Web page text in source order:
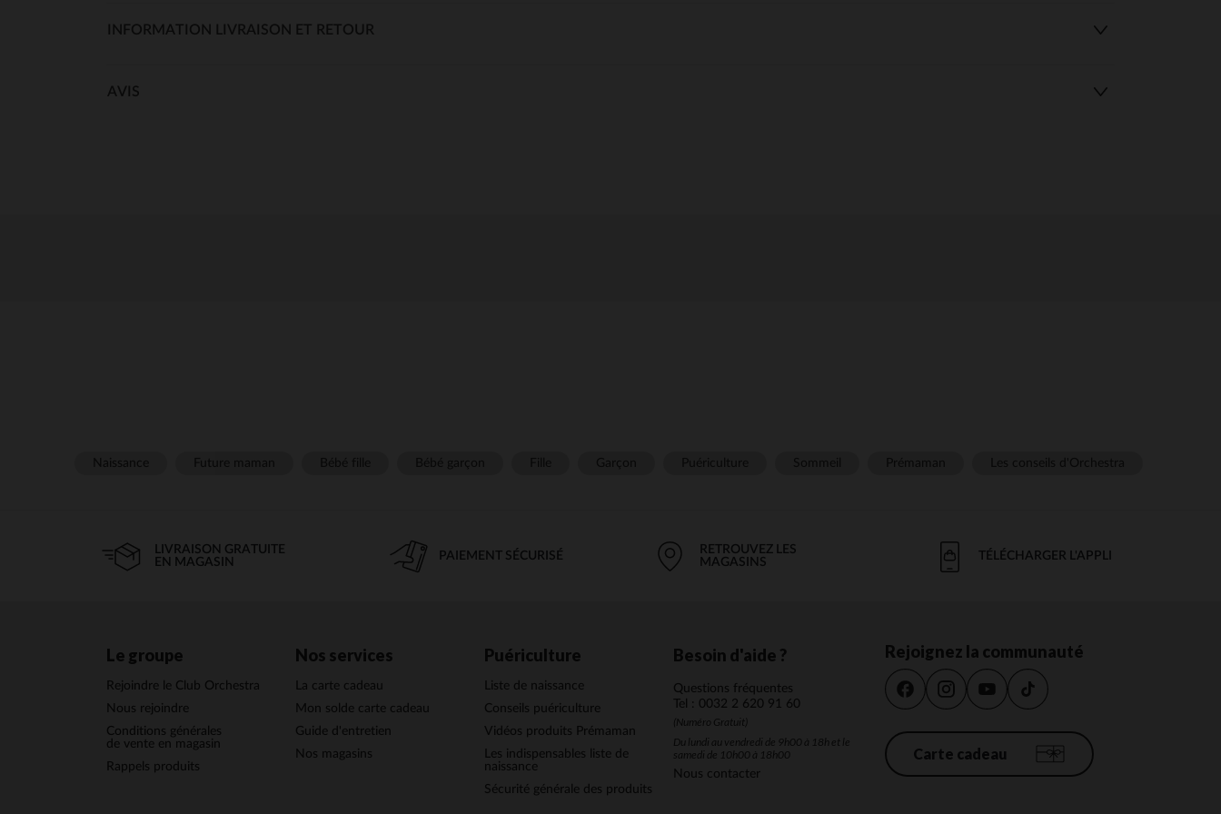
INFORMATION LIVRAISON ET RETOUR
AVIS
LIVRAISON GRATUITE
EN MAGASIN
PAIEMENT SÉCURISÉ
RETROUVEZ LES
MAGASINS
TÉLÉCHARGER L'APPLI
Le groupe
Rejoindre le Club Orchestra
Nous rejoindre
Conditions générales
de vente en magasin
Rappels produits
Nos services
La carte cadeau
Mon solde carte cadeau
Guide d'entretien
Nos magasins
Puériculture
Liste de naissance
Conseils puériculture
Vidéos produits Prémaman
Les indispensables liste de
naissance
Sécurité générale des produits
Besoin d'aide ?
Questions fréquentes
Tel : 0032 2 620 91 60
(Numéro Gratuit)
Du lundi au vendredi de 9h00 à 18h et le
samedi de 10h00 à 18h00
Nous contacter
Rejoignez la communauté
Carte cadeau